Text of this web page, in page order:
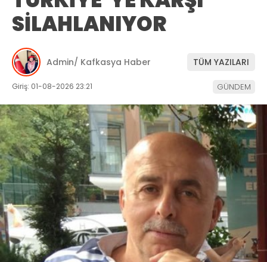
SİLAHLANIYOR
Admin/ Kafkasya Haber TÜM YAZILARI
Giriş: 01-08-2026 23:21 GÜNDEM